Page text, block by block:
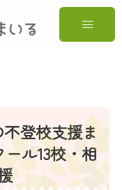
不登校支援ま
ル13校・相